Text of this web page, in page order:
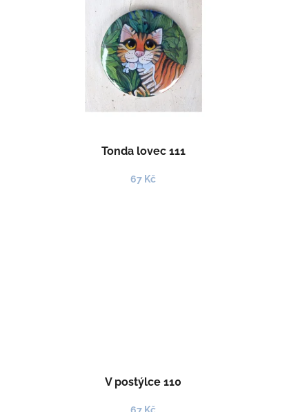
Tonda lovec 111
67 Kč
V postýlce 110